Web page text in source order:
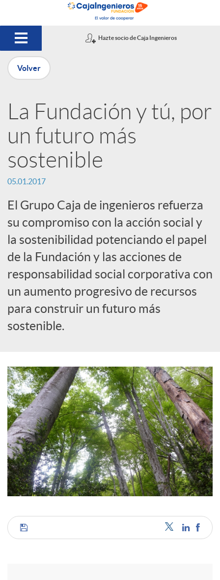
Saltar al contenido principal
Hazte socio de Caja Ingenieros
u
b
l
i
c
a
d
r
d
e
c
o
n
Volver
La Fundación y tú, por
un futuro más
sostenible
05.01.2017
El Grupo Caja de ingenieros refuerza
su compromiso con la acción social y
la sostenibilidad potenciando el papel
de la Fundación y las acciones de
responsabilidad social corporativa con
un aumento progresivo de recursos
para construir un futuro más
sostenible.
C